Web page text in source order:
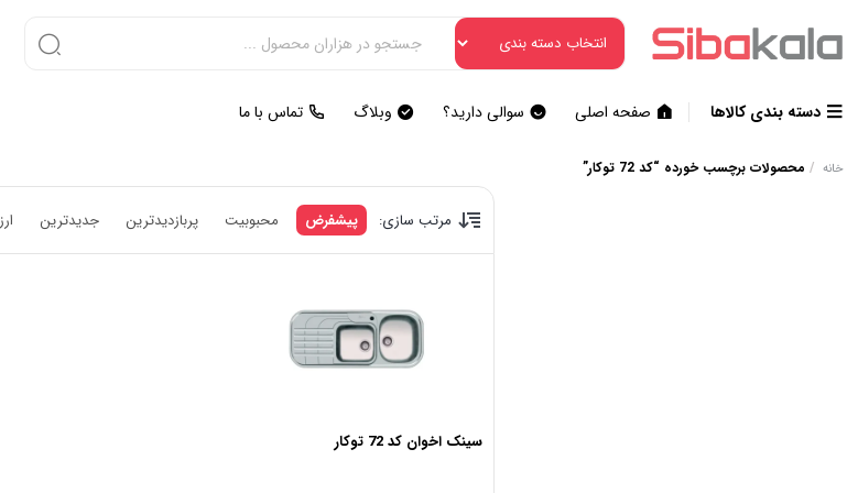
دسته بندی کالاها صفحه اصلی سوالی دارید؟ وبلاگ تماس با ما
خانه / محصولات برچسب خورده “کد 72 توکار”
مرتب سازی: پیشفرض محبوبیت پربازدیدترین جدیدترین
سینک اخوان کد 72 توکار